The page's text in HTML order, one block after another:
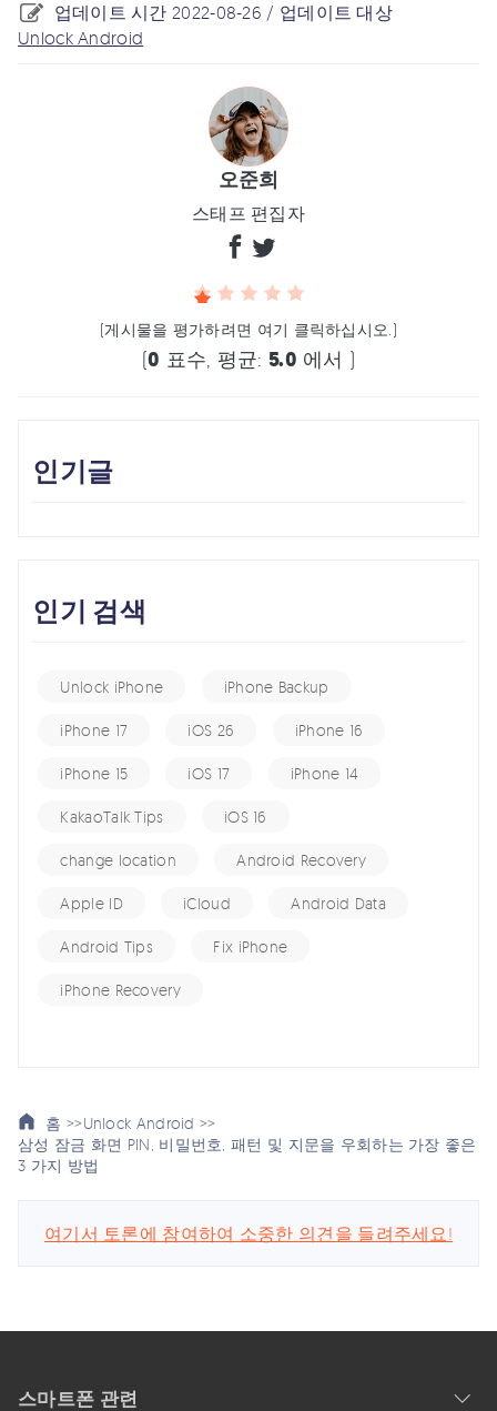
업데이트 시간 2022-08-26 / 업데이트 대상
Unlock Android
오준희
스태프 편집자
(게시물을 평가하려면 여기 클릭하십시오.)
(0 표수, 평균: 5.0 에서 )
인기글
인기 검색
Unlock iPhone iPhone Backup
iPhone 17 iOS 26 iPhone 16
iPhone 15 iOS 17 iPhone 14
KakaoTalk Tips iOS 16
change location Android Recovery
Apple ID iCloud Android Data
Android Tips Fix iPhone
iPhone Recovery
홈 >>Unlock Android >>
삼성 잠금 화면 PIN, 비밀번호, 패턴 및 지문을 우회하는 가장 좋은
3 가지 방법
여기서 토론에 참여하여 소중한 의견을 들려주세요!
스마트폰 관련